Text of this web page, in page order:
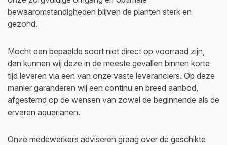
bewaaromstandigheden blijven de planten sterk en
gezond.
Mocht een bepaalde soort niet direct op voorraad zijn,
dan kunnen wij deze in de meeste gevallen binnen korte
tijd leveren via een van onze vaste leveranciers. Op deze
manier garanderen wij een continu en breed aanbod,
afgestemd op de wensen van zowel de beginnende als de
ervaren aquarianen.
Onze medewerkers adviseren graag over de geschikte